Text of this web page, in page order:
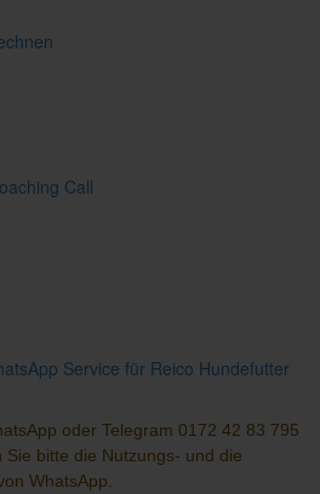
Call
oder Telegram 0172 42 83 795
bitte die Nutzungs- und die
WhatsApp.